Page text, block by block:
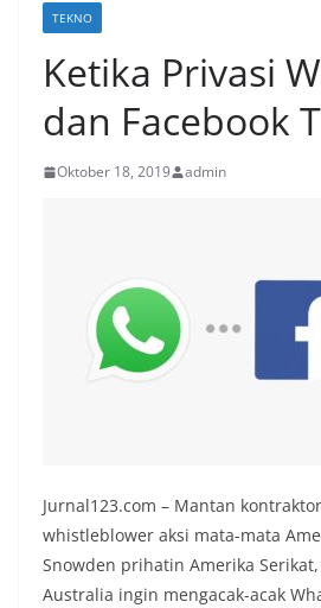
TEKNO
Ketika Privasi
dan Facebook
Oktober 18, 2019 admin
Jurnal123.com – Mantan
whistleblower aksi mata-mata
Snowden prihatin Amerika
Australia ingin mengacak-acak